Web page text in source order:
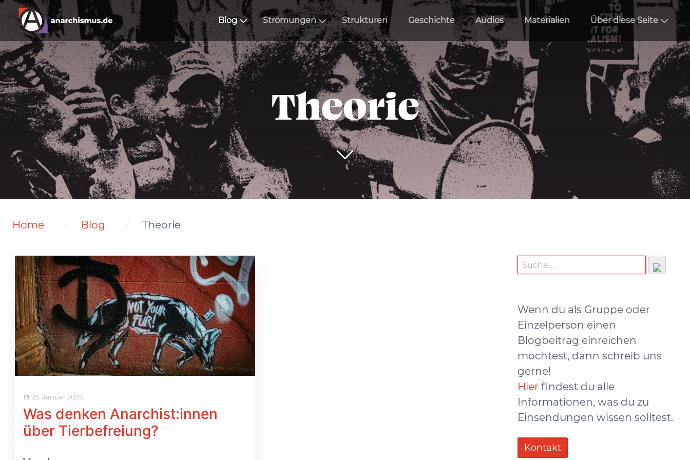
Blog Strömungen Strukturen Geschichte Audios Materialien Über diese Seite
Theorie
Home Blog Theorie
29. Januar 2024
Was denken Anarchist:innen
über Tierbefreiung?
Wenn du als Gruppe oder
Einzelperson einen
Blogbeitrag einreichen
möchtest, dann schreib uns
gerne!
Hier findest du alle
Informationen, was du zu
Einsendungen wissen solltest.
Kontakt